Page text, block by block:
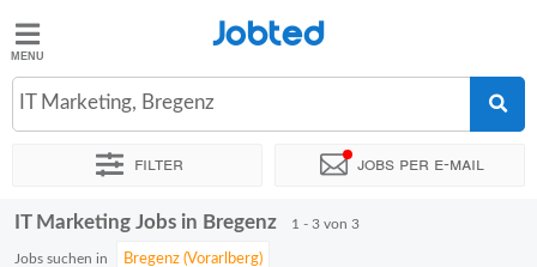
Jobted
Jobs
Jobted
IT Marketing, Bregenz
Filter Jobs per e-mail
Sortieren nach Genauer Standort
IT Marketing Jobs in Bregenz 1 - 3 von 3
Jobs suchen in